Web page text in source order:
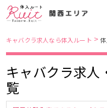
キャバクラ求人なら体入ルート >
キャバクラ求人
覧
大阪市
北新地
JR東西線
北新地駅